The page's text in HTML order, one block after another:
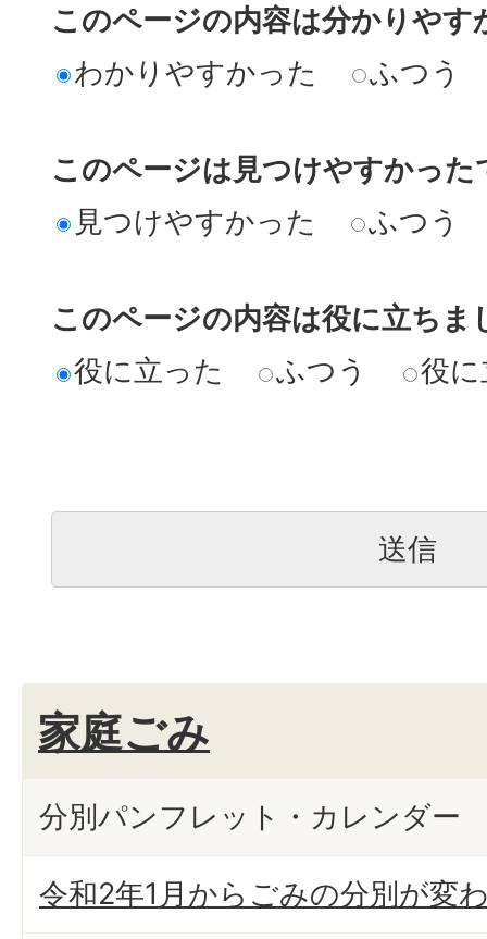
このページの内容は分かりやす
わかりやすかった
ふつう
このページは見つけやすかった
見つけやすかった
ふつう
このページの内容は役に立ちま
役に立った
ふつう 役
家庭ごみ
分別パンフレット・カレンダー
令和2年1月からごみの分別が変